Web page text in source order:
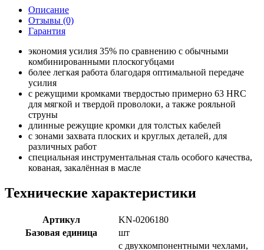
Описание
Отзывы (0)
Гарантия
экономия усилия 35% по сравнению с обычными
комбинированными плоскогубцами
более легкая работа благодаря оптимальной передаче
усилия
с режущими кромками твердостью примерно 63 HRC
для мягкой и твердой проволоки, а также рояльной
струны
длинные режущие кромки для толстых кабелей
с зонами захвата плоских и круглых деталей, для
различных работ
специальная инструментальная сталь особого качества,
кованая, закалённая в масле
Технические характеристики
Артикул
KN-0206180
Базовая единица
шт
с двухкомпонентными чехлами,